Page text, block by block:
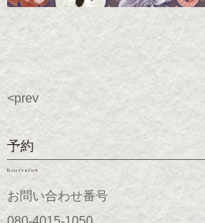
<prev
予約
Reservation
お問い合わせ番号